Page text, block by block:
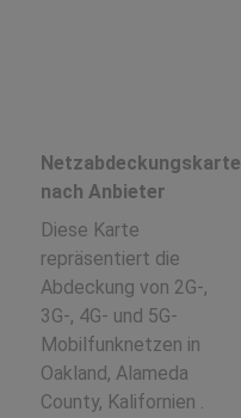
Netzabdeckungskarte
nach Anbieter
Diese Karte
repräsentiert die
Abdeckung von 2G-,
3G-, 4G- und 5G-
Mobilfunknetzen in
Oakland, Alameda
County, Kalifornien .